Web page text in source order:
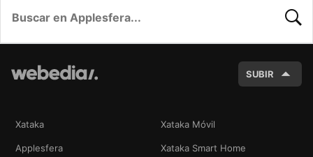
SUBIR
Xataka Xataka Móvil
Applesfera Xataka Smart Home